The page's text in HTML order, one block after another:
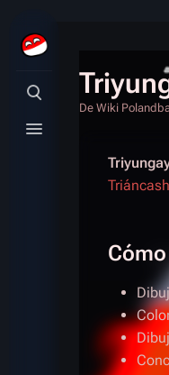
Búsqueda alternativa
Menú alternativo
De Wiki
Triáncash